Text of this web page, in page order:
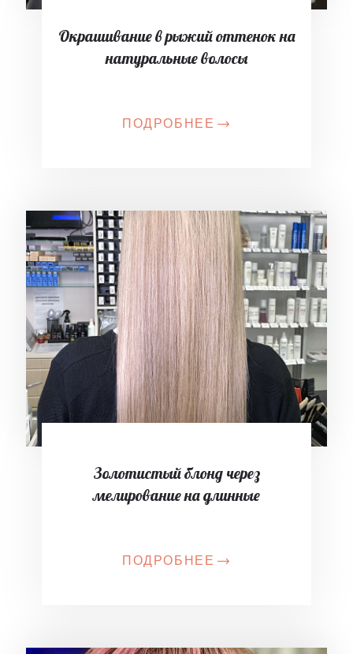
Окрашивание в рыжий оттенок на
натуральные волосы
ПОДРОБНЕЕ
Золотистый блонд через
мелирование на длинные
ПОДРОБНЕЕ